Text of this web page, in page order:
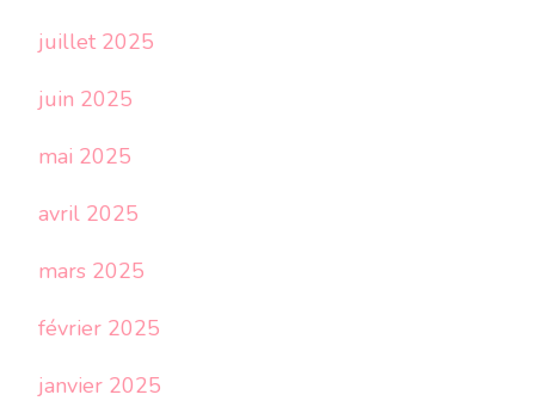
juillet 2025
juin 2025
mai 2025
avril 2025
mars 2025
février 2025
janvier 2025